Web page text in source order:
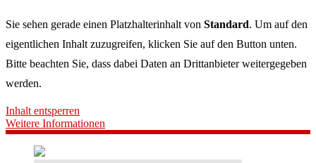
Sie sehen gerade einen Platzhalterinhalt von Standard. Um auf den
eigentlichen Inhalt zuzugreifen, klicken Sie auf den Button unten.
Bitte beachten Sie, dass dabei Daten an Drittanbieter weitergegeben
werden.
Inhalt entsperren
Weitere Informationen